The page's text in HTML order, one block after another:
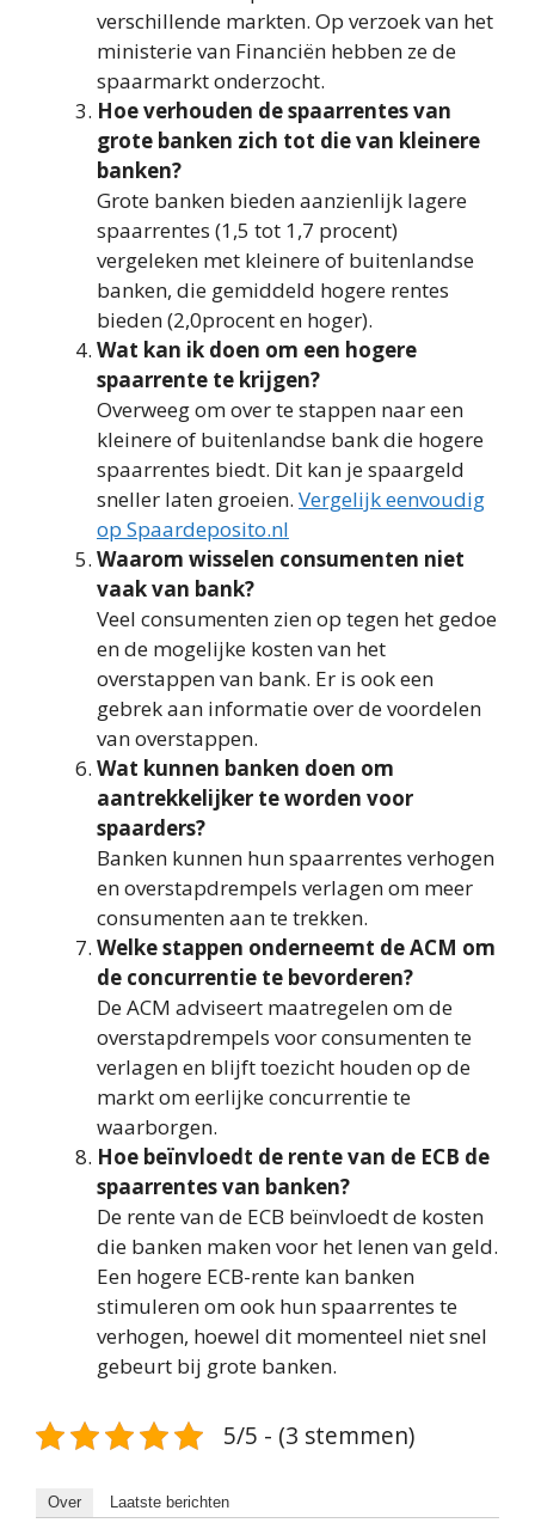
verschillende markten. Op verzoek van het
ministerie van Financiën hebben ze de
spaarmarkt onderzocht.
Hoe verhouden de spaarrentes van
grote banken zich tot die van kleinere
banken?
Grote banken bieden aanzienlijk lagere
spaarrentes (1,5 tot 1,7 procent)
vergeleken met kleinere of buitenlandse
banken, die gemiddeld hogere rentes
bieden (2,0procent en hoger).
Wat kan ik doen om een hogere
spaarrente te krijgen?
Overweeg om over te stappen naar een
kleinere of buitenlandse bank die hogere
spaarrentes biedt. Dit kan je spaargeld
sneller laten groeien. Vergelijk eenvoudig
op Spaardeposito.nl
Waarom wisselen consumenten niet
vaak van bank?
Veel consumenten zien op tegen het gedoe
en de mogelijke kosten van het
overstappen van bank. Er is ook een
gebrek aan informatie over de voordelen
van overstappen.
Wat kunnen banken doen om
aantrekkelijker te worden voor
spaarders?
Banken kunnen hun spaarrentes verhogen
en overstapdrempels verlagen om meer
consumenten aan te trekken.
Welke stappen onderneemt de ACM om
de concurrentie te bevorderen?
De ACM adviseert maatregelen om de
overstapdrempels voor consumenten te
verlagen en blijft toezicht houden op de
markt om eerlijke concurrentie te
waarborgen.
Hoe beïnvloedt de rente van de ECB de
spaarrentes van banken?
De rente van de ECB beïnvloedt de kosten
die banken maken voor het lenen van geld.
Een hogere ECB-rente kan banken
stimuleren om ook hun spaarrentes te
verhogen, hoewel dit momenteel niet snel
gebeurt bij grote banken.
5/5 - (3 stemmen)
Over Laatste berichten